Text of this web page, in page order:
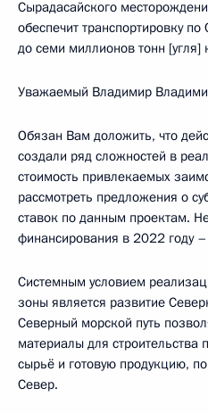
Сырадасайского
обеспечит транспортировку
до семи миллионов тонн [угля]
Уважаемый Владимир
Обязан Вам доложить, что
создали ряд сложностей в
стоимость привлекаемых
рассмотреть предложения о
ставок по данным проектам.
финансирования в 2022 году
Системным условием
зоны является развитие
Северный морской путь
материалы для строительства
сырьё и готовую продукцию, по
Север.